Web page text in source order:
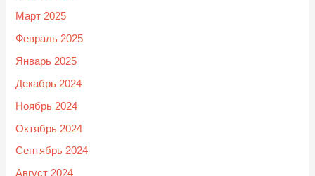
Март 2025
Февраль 2025
Январь 2025
Декабрь 2024
Ноябрь 2024
Октябрь 2024
Сентябрь 2024
Август 2024